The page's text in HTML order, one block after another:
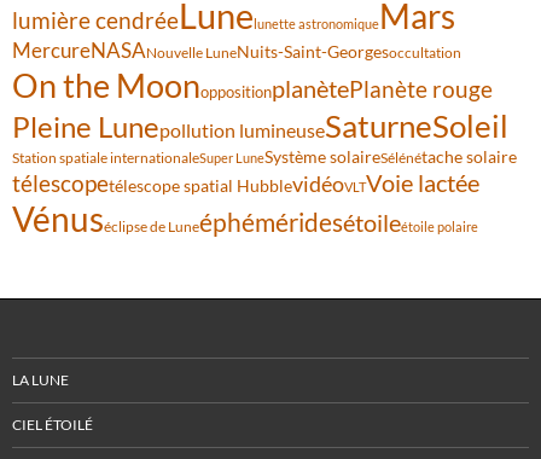
lumière cendréeLune lunette astronomiqueMars
MercureNASANouvelle LuneNuits-Saint-Georgesoccultation
On the MoonoppositionplanètePlanète rouge
Pleine Lunepollution lumineuseSaturneSoleil
Station spatiale internationaleSuper LuneSystème solaireSélénétache solaire
télescopetélescope spatial HubblevidéoVLTVoie lactée
Vénuséclipse de Luneéphéméridesétoileétoile polaire
LA LUNE
CIEL ÉTOILÉ